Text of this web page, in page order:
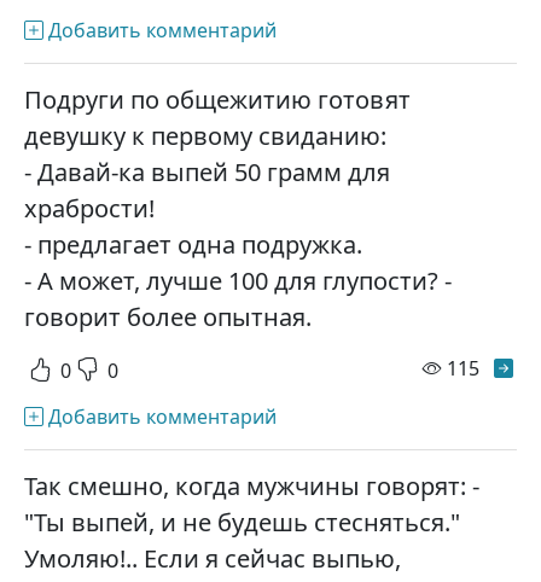
Добавить комментарий
Подруги по общежитию готовят
девушку к первому свиданию:
- Давай-ка выпей 50 грамм для
храбрости!
- предлагает одна подружка.
- А может, лучше 100 для глупости? -
говорит более опытная.
0 0 115
Добавить комментарий
Так смешно, когда мужчины говорят: -
"Ты выпей, и не будешь стесняться."
Умоляю!.. Если я сейчас выпью,